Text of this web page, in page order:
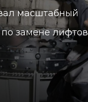
масштабный
по замене лифтов